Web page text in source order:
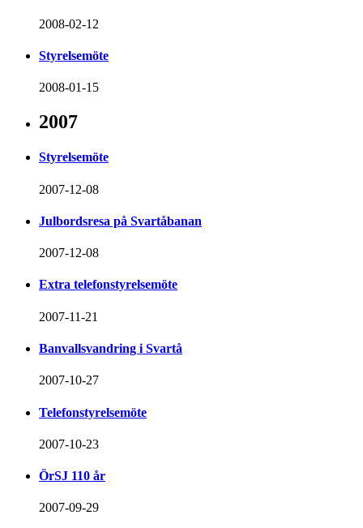
2008-02-12
Styrelsemöte
2008-01-15
2007
Styrelsemöte
2007-12-08
Julbordsresa på Svartåbanan
2007-12-08
Extra telefonstyrelsemöte
2007-11-21
Banvallsvandring i Svartå
2007-10-27
Telefonstyrelsemöte
2007-10-23
ÖrSJ 110 år
2007-09-29